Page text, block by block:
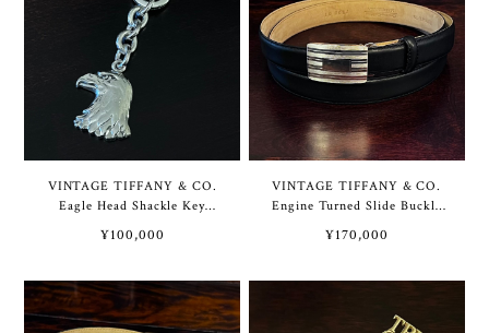
VINTAGE TIFFANY & CO.
Eagle Head Shackle Key
ンテージ ティファニー イー
チェーン スターリング シル
バー
¥100,000
VINTAGE TIFFANY & CO.
Engine Turned Slide Buckle
Leather Belt 42” | ヴィンテ
ターン スライド バックル ス
ック カーフ レザー ベルト
¥170,000